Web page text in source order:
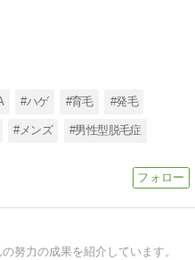
#ハゲ #育毛 #発毛
#メンズ #男性型脱毛症
努力の成果を紹介しています。